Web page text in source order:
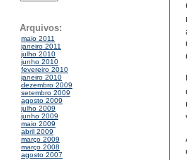
Arquivos:
maio 2011
janeiro 2011
julho 2010
junho 2010
fevereiro 2010
janeiro 2010
dezembro 2009
setembro 2009
agosto 2009
julho 2009
junho 2009
maio 2009
abril 2009
março 2009
março 2008
agosto 2007